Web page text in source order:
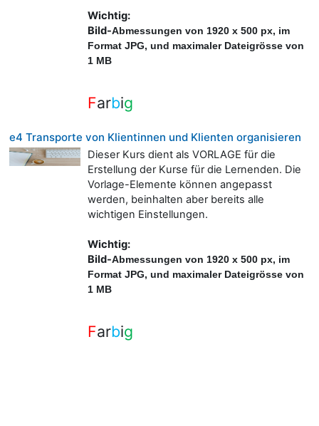
Wichtig:
Bild-Abmessungen von 1920 x 500 px, im
Format JPG, und maximaler Dateigrösse von
1 MB
Farbig
e4 Transporte von Klientinnen und Klienten organisieren
Dieser Kurs dient als VORLAGE für die
Erstellung der Kurse für die Lernenden. Die
Vorlage-Elemente können angepasst
werden, beinhalten aber bereits alle
wichtigen Einstellungen.
Wichtig:
Bild-Abmessungen von 1920 x 500 px, im
Format JPG, und maximaler Dateigrösse von
1 MB
Farbig